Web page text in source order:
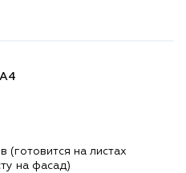
на листах
на фасад)